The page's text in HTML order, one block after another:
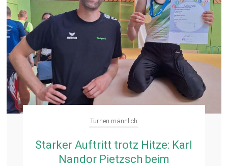
Turnen männlich
Starker Auftritt trotz Hitze: Karl
Nandor Pietzsch beim